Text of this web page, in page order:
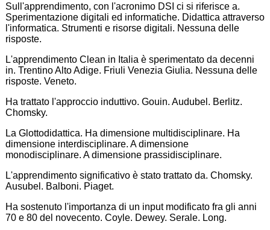
Sull'apprendimento, con l'acronimo DSI ci si riferisce a.
Sperimentazione digitali ed informatiche. Didattica attraverso
l'informatica. Strumenti e risorse digitali. Nessuna delle
risposte.
L'apprendimento Clean in Italia è sperimentato da decenni
in. Trentino Alto Adige. Friuli Venezia Giulia. Nessuna delle
risposte. Veneto.
Ha trattato l'approccio induttivo. Gouin. Audubel. Berlitz.
Chomsky.
La Glottodidattica. Ha dimensione multidisciplinare. Ha
dimensione interdisciplinare. A dimensione
monodisciplinare. A dimensione prassidisciplinare.
L'apprendimento significativo è stato trattato da. Chomsky.
Ausubel. Balboni. Piaget.
Ha sostenuto l'importanza di un input modificato fra gli anni
70 e 80 del novecento. Coyle. Dewey. Serale. Long.